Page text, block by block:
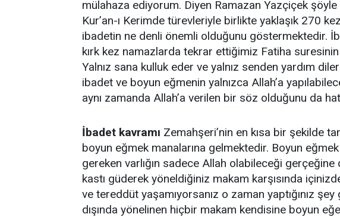
mülahaza ediyorum. Diyen Ramazan Yazçiçek
Kur’an-ı Kerimde türevleriyle birlikte yaklaşık 270
ibadetin ne denli önemli olduğunu göstermektedir.
kırk kez namazlarda tekrar ettiğimiz Fatiha
Yalnız sana kulluk eder ve yalnız senden yardım
ibadet ve boyun eğmenin yalnızca Allah’a
aynı zamanda Allah’a verilen bir söz olduğunu da
İbadet kavramı Zemahşeri’nin en kısa bir şekilde
boyun eğmek manalarına gelmektedir. Boyun
gereken varlığın sadece Allah olabileceği
kastı güderek yöneldiğiniz makam karşısında
ve tereddüt yaşamıyorsanız o zaman yaptığınız
dışında yönelinen hiçbir makam kendisine boyun